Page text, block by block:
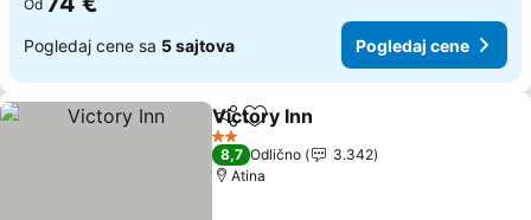
Od
Pogledaj cene sa 5 sajtova Pogledaj cene
Deli Dodati u favorite
Victory Inn
2 Zvezdice
8,7 Odlično
3.342
Atina